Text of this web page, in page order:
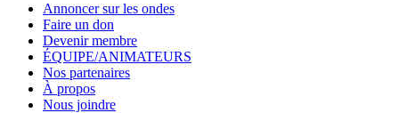
Annoncer sur les ondes
Faire un don
Devenir membre
ÉQUIPE/ANIMATEURS
Nos partenaires
À propos
Nous joindre